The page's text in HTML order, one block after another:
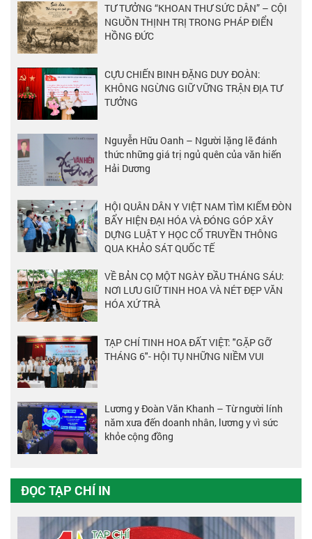
TƯ TƯỞNG “KHOAN THƯ SỨC DÂN” – CỘI
NGUỒN THỊNH TRỊ TRONG PHÁP ĐIỂN
HỒNG ĐỨC
CỰU CHIẾN BINH ĐẶNG DUY ĐOÀN:
KHÔNG NGỪNG GIỮ VỮNG TRẬN ĐỊA TƯ
TƯỞNG
Nguyễn Hữu Oanh – Người lặng lẽ đánh
thức những giá trị ngủ quên của văn hiến
Hải Dương
HỘI QUÂN DÂN Y VIỆT NAM TÌM KIẾM ĐÒN
BẨY HIỆN ĐẠI HÓA VÀ ĐÓNG GÓP XÂY
DỰNG LUẬT Y HỌC CỔ TRUYỀN THÔNG
QUA KHẢO SÁT QUỐC TẾ
VỀ BẢN CỌ MỘT NGÀY ĐẦU THÁNG SÁU:
NƠI LƯU GIỮ TINH HOA VÀ NÉT ĐẸP VĂN
HÓA XỨ TRÀ
TẠP CHÍ TINH HOA ĐẤT VIỆT: "GẶP GỠ
THÁNG 6"- HỘI TỤ NHỮNG NIỀM VUI
Lương y Đoàn Văn Khanh – Từ người lính
năm xưa đến doanh nhân, lương y vì sức
khỏe cộng đồng
ĐỌC TẠP CHÍ IN